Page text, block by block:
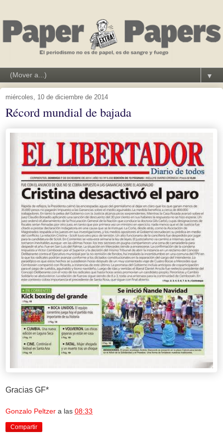
▼
miércoles, 10 de diciembre de 2014
Récord mundial de bajada
Gracias GF*
Gonzalo Peltzer a las 08:33
Compartir